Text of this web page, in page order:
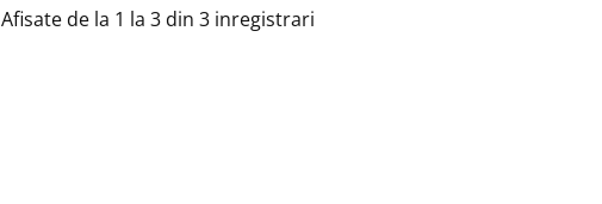
Afisate de la 1 la 3 din 3 inregistrari